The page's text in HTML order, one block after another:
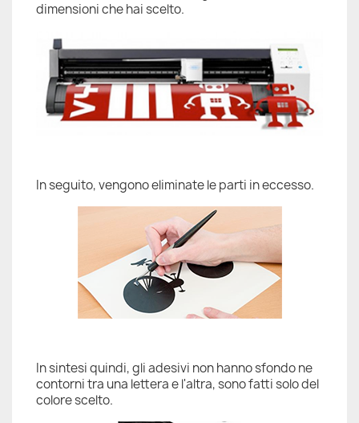
dimensioni che hai scelto.
In seguito, vengono eliminate le parti in eccesso.
In sintesi quindi, gli adesivi non hanno sfondo ne
contorni tra una lettera e l'altra, sono fatti solo del
colore scelto.